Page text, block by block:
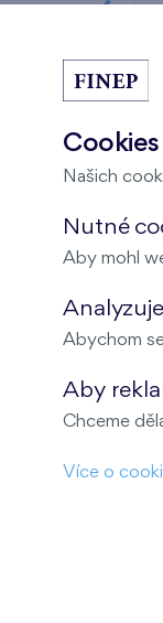
Britská čtvrť
čtvrť
Vltavy
Našich
Nutné
Aby mohl
Abychom
Aby
Chceme
Více o